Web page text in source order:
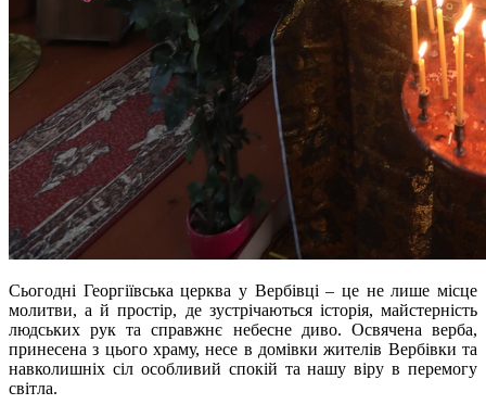
Сьогодні Георгіївська церква у Вербівці – це не лише місце
молитви, а й простір, де зустрічаються історія, майстерність
людських рук та справжнє небесне диво. Освячена верба,
принесена з цього храму, несе в домівки жителів Вербівки та
навколишніх сіл особливий спокій та нашу віру в перемогу
світла.